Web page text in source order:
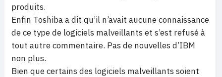
produits.
Enfin Toshiba a dit qu’il n’avait aucune connaissance
de ce type de logiciels malveillants et s’est refusé à
tout autre commentaire. Pas de nouvelles d’IBM
non plus.
Bien que certains des logiciels malveillants soient